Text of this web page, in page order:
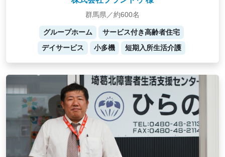
群馬県／約600名
グループホーム
サービス付き高齢者住宅
デイサービス
小多機 短期入所生活介護